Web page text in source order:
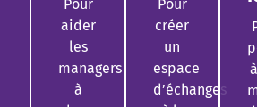
Pour
aider
les
managers
à
Pour
créer
un
espace
d’échanges